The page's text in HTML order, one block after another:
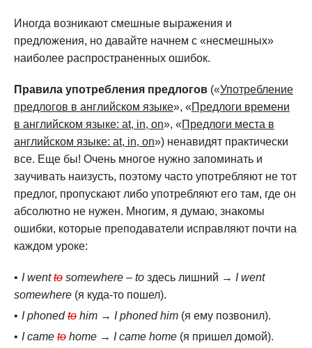
Иногда возникают смешные выражения и
предложения, но давайте начнем с «несмешных»
наиболее распространенных ошибок.
Правила употребления предлогов («Употребление
предлогов в английском языке», «Предлоги времени
в английском языке: at, in, on», «Предлоги места в
английском языке: at, in, on») ненавидят практически
все. Еще бы! Очень многое нужно запоминать и
заучивать наизусть, поэтому часто употребляют не тот
предлог, пропускают либо употребляют его там, где он
абсолютно не нужен. Многим, я думаю, знакомы
ошибки, которые преподаватели исправляют почти на
каждом уроке:
I wentto somewhere – to здесь лишний → I went
somewhere (я куда-то пошел).
I phonedto him → I phoned him (я ему позвонил).
I came to home → I came home (я пришел домой).